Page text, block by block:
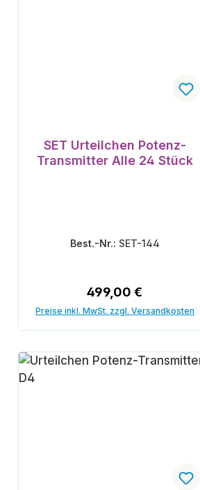
SET Urteilchen Potenz-
Transmitter Alle 24 Stück
Best.-Nr.: SET-144
Regulärer Preis:
499,00 €
Preise inkl. MwSt. zzgl. Versandkosten